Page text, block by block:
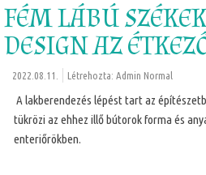
FÉM LÁBÚ
DESIGN AZ
2022.08.11. Létrehozta: Admin Normal
A lakberendezés lépést tart az
tükrözi az ehhez illő bútorok forma és
enteriőrökben.